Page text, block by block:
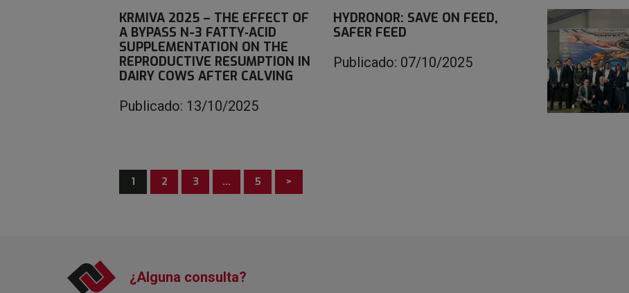
KRMIVA 2025 – THE EFFECT OF
A BYPASS N-3 FATTY‐ACID
SUPPLEMENTATION ON THE
REPRODUCTIVE RESUMPTION IN
DAIRY COWS AFTER CALVING
Publicado: 13/10/2025
HYDRONOR: SAVE ON FEED,
SAFER FEED
Publicado: 07/10/2025
1 2 3 … 5 >
¿Alguna consulta?